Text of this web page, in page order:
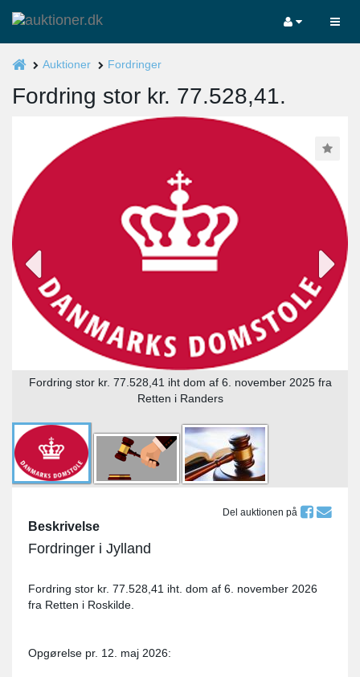
Auktioner Fordringer
Fordring stor kr. 77.528,41.
Fordring stor kr. 77.528,41 iht dom af 6. november 2025 fra
Retten i Randers
Del auktionen på
Beskrivelse
Fordringer i Jylland
Fordring stor kr. 77.528,41 iht. dom af 6. november 2026
fra Retten i Roskilde.
Opgørelse pr. 12. maj 2026: